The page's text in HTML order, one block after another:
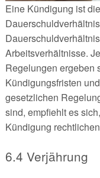
Eine Kündigung ist
Arbeitsverhältnisse.
Regelungen ergeben
Kündigungsfristen
gesetzlichen
sind, empfiehlt es
Kündigung
6.4 Verjährung